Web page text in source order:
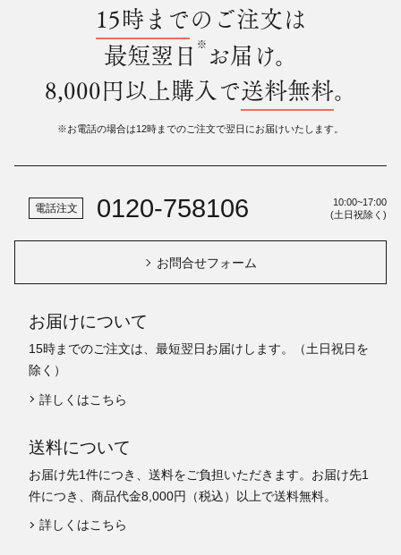
15時までのご注文は
最短翌日 ※ お届け。
8,000円以上購入で送料無料。
※お電話の場合は12時までのご注文で翌日にお届けいたします。
電話注文 0120-758106
10:00~17:00
(土日祝除く)
お問合せフォーム
お届けについて
15時までのご注文は、最短翌日お届けします。（土日祝日を
除く）
詳しくはこちら
送料について
お届け先1件につき、送料をご負担いただきます。お届け先1
件につき、商品代金8,000円（税込）以上で送料無料。
詳しくはこちら